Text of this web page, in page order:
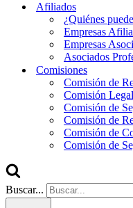
Afiliados
¿Quiénes
Empresas
Empresas
Asociados
Comisiones
Comisión de
Comisión Legal
Comisión de
Comisión de
Comisión de
Comisión de
Buscar...